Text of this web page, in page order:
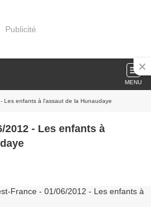
Publicité
MENU
Les enfants à l'assaut de la Hunaudaye
2012 - Les enfants à